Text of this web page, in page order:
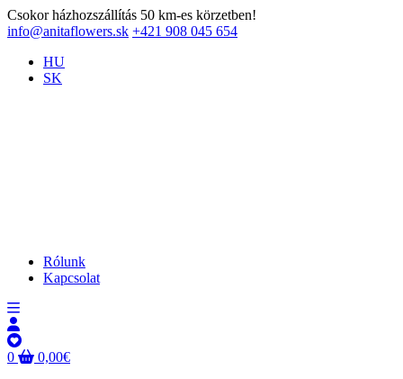
Csokor házhozszállítás 50 km-es körzetben!
info@anitaflowers.sk +421 908 045 654
HU
SK
Rólunk
Kapcsolat
0 0,00€